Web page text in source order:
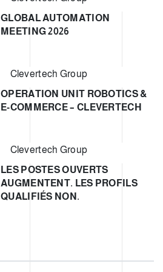
GLOBAL AUTOMATION
MEETING 2026
Clevertech Group
OPERATION UNIT ROBOTICS &
E-COMMERCE – CLEVERTECH
Clevertech Group
LES POSTES OUVERTS
AUGMENTENT. LES PROFILS
QUALIFIÉS NON.